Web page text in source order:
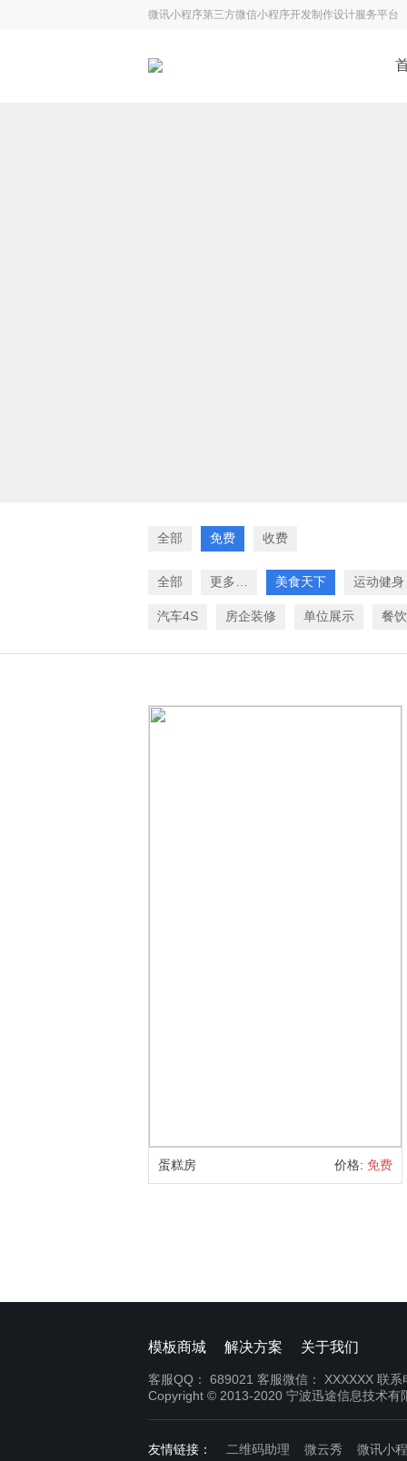
微讯小程序第三方微信小程序开发制作设计服务平台
全部 免费 收费
全部 更多… 美食天下 运动健身
汽车4S 房企装修 单位展示 餐
蛋糕房 价格: 免费
模板商城 解决方案 关于我们
客服QQ： 689021 客服微信： XXXXXX联系
Copyright © 2013-2020 宁波迅途信息技术
友情链接： 二维码助理 微云秀 微讯小